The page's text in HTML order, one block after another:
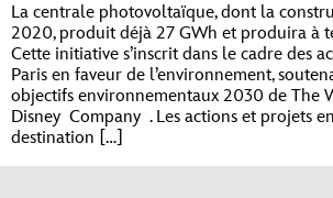
La centrale photovoltaïque, dont la
2020, produit déjà 27 GWh et produira à
Cette initiative s’inscrit dans le cadre des
Paris en faveur de l’environnement,
objectifs environnementaux 2030 de The
Disney Company . Les actions et projets
destination […]